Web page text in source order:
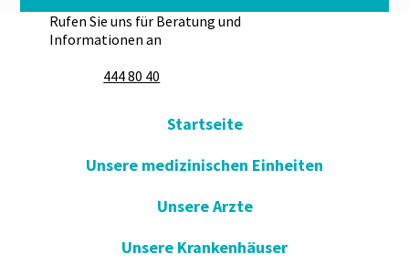
Rufen Sie uns für Beratung und
Informationen an
444 80 40
Startseite
Unsere medizinischen Einheiten
Unsere Arzte
Unsere Krankenhäuser